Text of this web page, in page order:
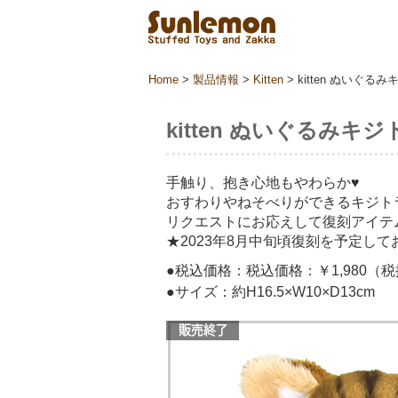
Home > 製品情報 > Kitten > kitten ぬいぐるみ
kitten ぬいぐるみキジ
手触り、抱き心地もやわらか♥
おすわりやねそべりができるキジ
リクエストにお応えして復刻アイテ
★2023年8月中旬頃復刻を予定し
●税込価格：税込価格：￥1,980（
●サイズ：約H16.5×W10×D13cm